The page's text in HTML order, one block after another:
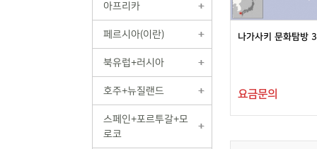
아프리카
페르시아(이란)
북유럽+러시아
호주+뉴질랜드
스페인+포르투갈+모
로코
나가사키 문화탐방
요금문의